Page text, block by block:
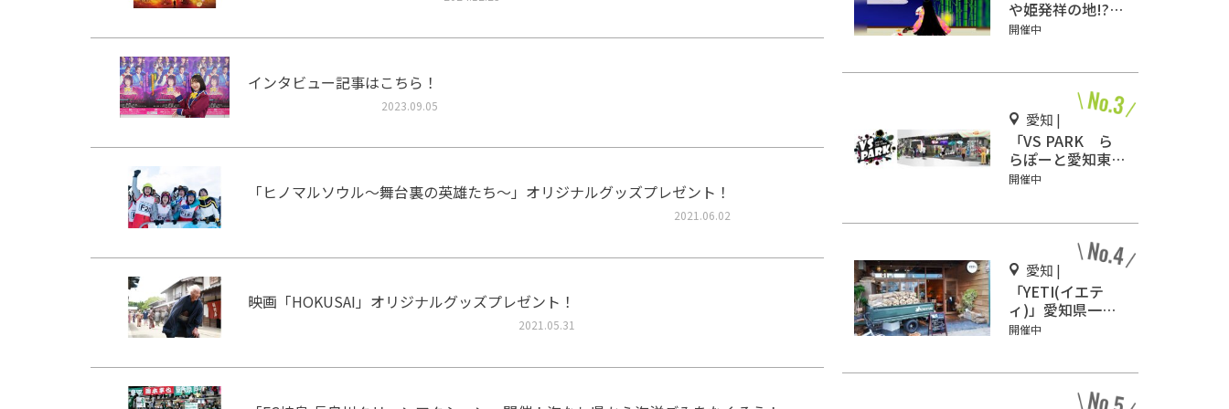
インタビュー記事はこちら！
2023.09.05
「ヒノマルソウル～舞台裏の英雄たち～」オリジナルグッズプレゼント！
2021.06.02
映画「HOKUSAI」オリジナルグッズプレゼント！
2021.05.31
や姫発祥の地!?お
じいさんがかぐや
開催中
愛知 |
「VS PARK ら
らぽーと愛知東郷
店」話題沸騰
開催中
愛知 |
「YETI(イエテ
ィ)」愛知県一宮
市にオープン！キ
開催中